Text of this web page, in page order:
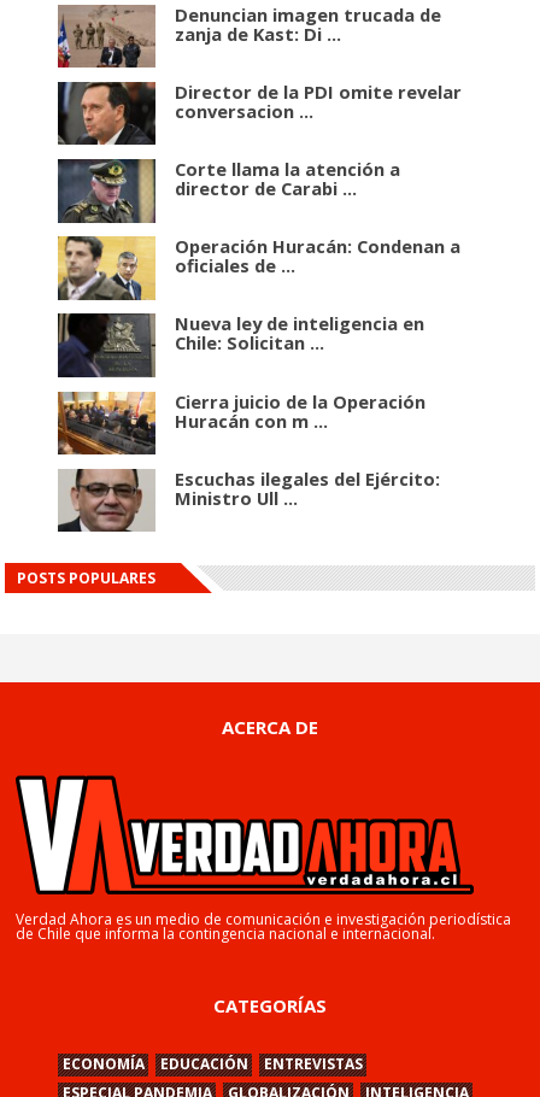
Denuncian imagen trucada de
zanja de Kast: Di ...
Director de la PDI omite revelar
conversacion ...
Corte llama la atención a
director de Carabi ...
Operación Huracán: Condenan a
oficiales de ...
Nueva ley de inteligencia en
Chile: Solicitan ...
Cierra juicio de la Operación
Huracán con m ...
Escuchas ilegales del Ejército:
Ministro Ull ...
POSTS POPULARES
ACERCA DE
Verdad Ahora es un medio de comunicación e investigación periodística
de Chile que informa la contingencia nacional e internacional.
CATEGORÍAS
ECONOMÍA EDUCACIÓN
ENTREVISTAS
ESPECIAL PANDEMIA
GLOBALIZACIÓN INTELIGENCIA